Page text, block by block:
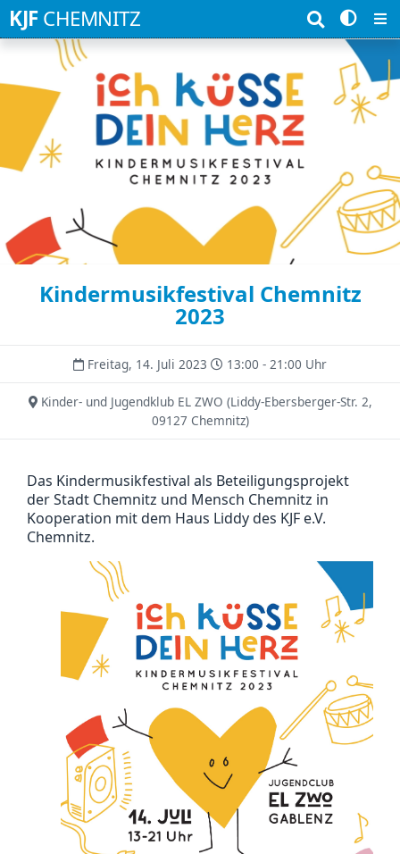
KJF CHEMNITZ Suchbegriffe
Kindermusikfestival Chemnitz
2023
Freitag, 14. Juli 2023 13:00 - 21:00 Uhr
Kinder- und Jugendklub EL ZWO (Liddy-Ebersberger-Str. 2,
09127 Chemnitz)
Das Kindermusikfestival als Beteiligungsprojekt
der Stadt Chemnitz und Mensch Chemnitz in
Kooperation mit dem Haus Liddy des KJF e.V.
Chemnitz.